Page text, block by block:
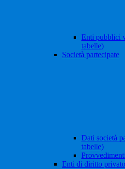
Enti pubblici
tabelle)
Società partecipate
Dati società
tabelle)
Provvedimenti
Enti di diritto